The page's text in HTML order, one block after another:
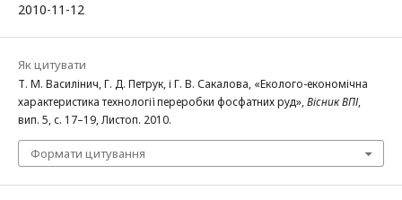
2010-11-12
Як цитувати
Т. М. Василінич, Г. Д. Петрук, і Г. В. Сакалова, «Еколого-економічна
характеристика технології переробки фосфатних руд»,Вісник ВПІ,
вип. 5, с. 17–19, Листоп. 2010.
Формати цитування